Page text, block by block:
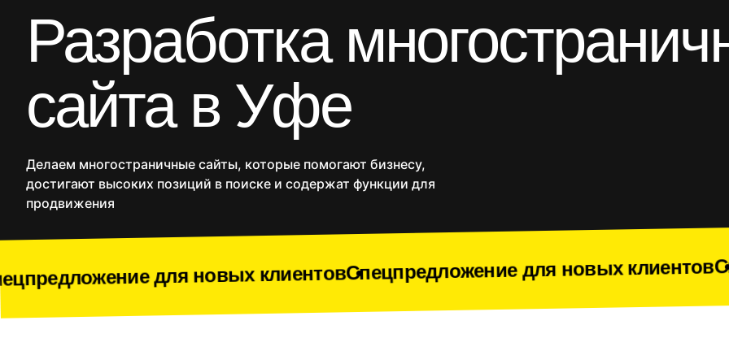
Порталы
Разработка на Laravel
React/Next.js
CRM
Продакшн
Дополнительные услуги
Интернет-магазины
Разработка
сайта в Уфе
Делаем многостраничные сайты, которые помогают бизнесу,
достигают высоких позиций в поиске и содержат функции для
продвижения
для новых клиентовСпецпредложение для новых клиентов